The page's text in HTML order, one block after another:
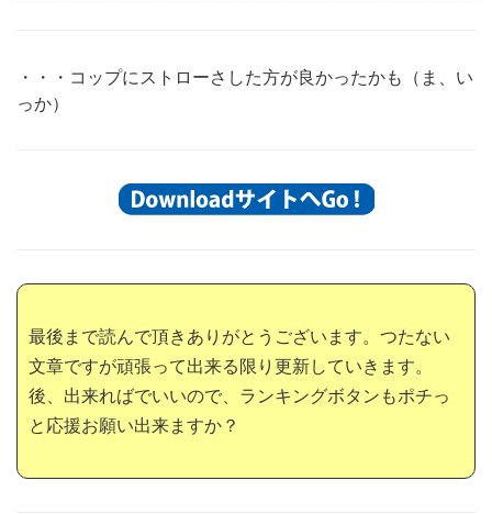
・・・コップにストローさした方が良かったかも（ま、い
っか）
最後まで読んで頂きありがとうございます。つたない
文章ですが頑張って出来る限り更新していきます。
後、出来ればでいいので、ランキングボタンもポチっ
と応援お願い出来ますか？